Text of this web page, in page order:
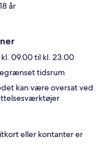
år
09.00 til kl. 23.00
tidsrum
kan være oversat ved
eller kontanter er